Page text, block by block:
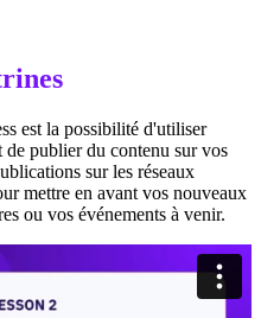
est la possibilité d'utiliser
publier du contenu sur vos
sur les réseaux
mettre en avant vos nouveaux
ou vos événements à venir.